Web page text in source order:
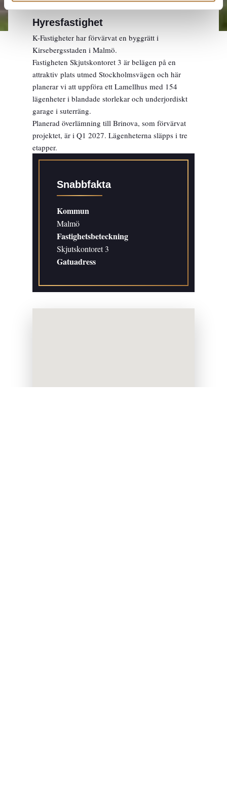
Hyresfastighet
K-Fastigheter har förvärvat en byggrätt i
Kirsebergsstaden i Malmö.
Fastigheten Skjutskontoret 3 är belägen på en
attraktiv plats utmed Stockholmsvägen och här
planerar vi att uppföra ett Lamellhus med 154
lägenheter i blandade storlekar och underjordiskt
garage i suterräng.
Planerad överlämning till Brinova, som förvärvat
projektet, är i Q1 2027. Lägenheterna släpps i tre
etapper.
Snabbfakta
Kommun
Malmö
Fastighetsbeteckning
Skjutskontoret 3
Gatuadress